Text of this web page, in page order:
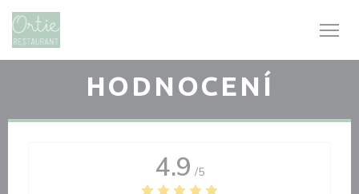
Panel pro správu cookies
HODNOCENÍ
4.9 /5